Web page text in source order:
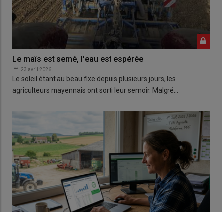
Le maïs est semé, l'eau est espérée
23 avril 2026
Le soleil étant au beau fixe depuis plusieurs jours, les
agriculteurs mayennais ont sorti leur semoir. Malgré…